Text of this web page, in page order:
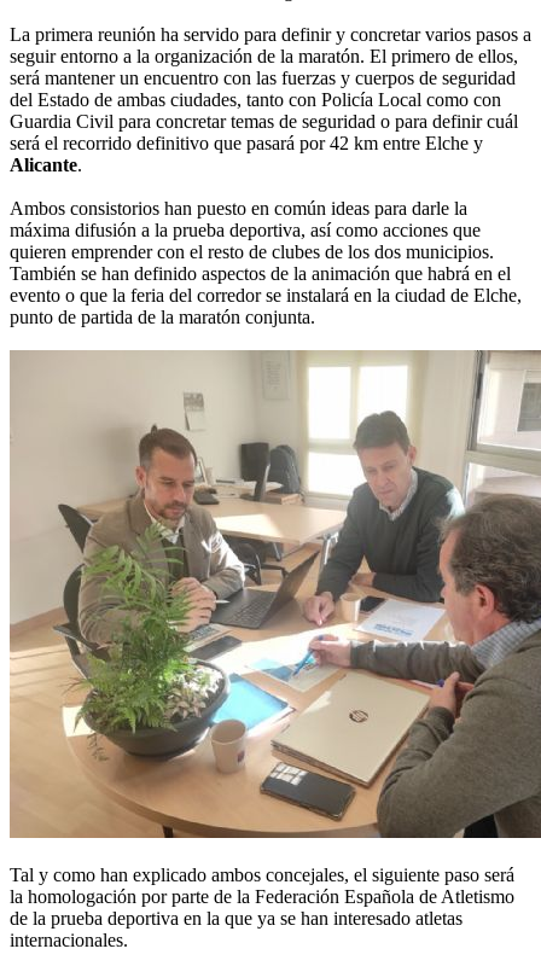
La primera reunión ha servido para definir y concretar varios pasos a
seguir entorno a la organización de la maratón. El primero de ellos,
será mantener un encuentro con las fuerzas y cuerpos de seguridad
del Estado de ambas ciudades, tanto con Policía Local como con
Guardia Civil para concretar temas de seguridad o para definir cuál
será el recorrido definitivo que pasará por 42 km entre Elche y
Alicante.
Ambos consistorios han puesto en común ideas para darle la
máxima difusión a la prueba deportiva, así como acciones que
quieren emprender con el resto de clubes de los dos municipios.
También se han definido aspectos de la animación que habrá en el
evento o que la feria del corredor se instalará en la ciudad de Elche,
punto de partida de la maratón conjunta.
Tal y como han explicado ambos concejales, el siguiente paso será
la homologación por parte de la Federación Española de Atletismo
de la prueba deportiva en la que ya se han interesado atletas
internacionales.